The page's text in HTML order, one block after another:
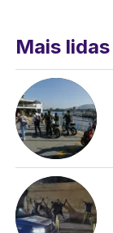
Mais lidas